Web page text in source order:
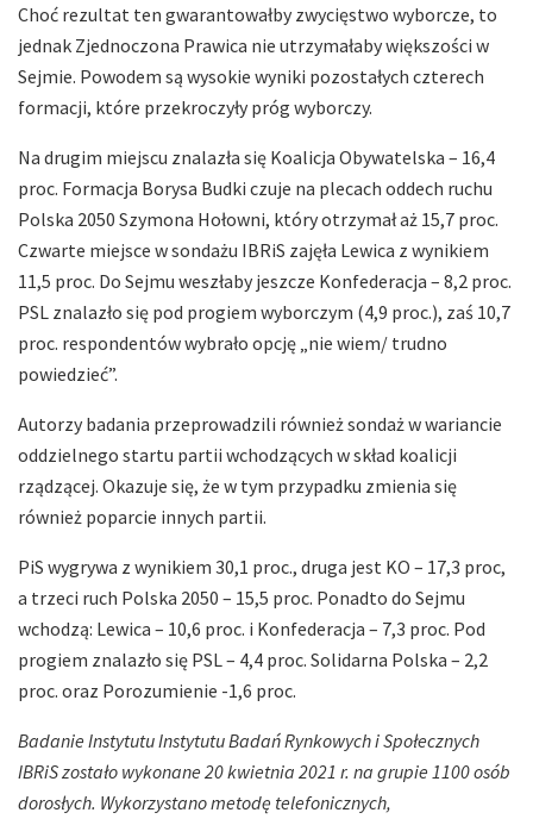
Choć rezultat ten gwarantowałby zwycięstwo wyborcze, to
jednak Zjednoczona Prawica nie utrzymałaby większości w
Sejmie. Powodem są wysokie wyniki pozostałych czterech
formacji, które przekroczyły próg wyborczy.
Na drugim miejscu znalazła się Koalicja Obywatelska – 16,4
proc. Formacja Borysa Budki czuje na plecach oddech ruchu
Polska 2050 Szymona Hołowni, który otrzymał aż 15,7 proc.
Czwarte miejsce w sondażu IBRiS zajęła Lewica z wynikiem
11,5 proc. Do Sejmu weszłaby jeszcze Konfederacja – 8,2 proc.
PSL znalazło się pod progiem wyborczym (4,9 proc.), zaś 10,7
proc. respondentów wybrało opcję „nie wiem/ trudno
powiedzieć”.
Autorzy badania przeprowadzili również sondaż w wariancie
oddzielnego startu partii wchodzących w skład koalicji
rządzącej. Okazuje się, że w tym przypadku zmienia się
również poparcie innych partii.
PiS wygrywa z wynikiem 30,1 proc., druga jest KO – 17,3 proc,
a trzeci ruch Polska 2050 – 15,5 proc. Ponadto do Sejmu
wchodzą: Lewica – 10,6 proc. i Konfederacja – 7,3 proc. Pod
progiem znalazło się PSL – 4,4 proc. Solidarna Polska – 2,2
proc. oraz Porozumienie -1,6 proc.
Badanie Instytutu Instytutu Badań Rynkowych i Społecznych
IBRiS zostało wykonane 20 kwietnia 2021 r. na grupie 1100 osób
dorosłych. Wykorzystano metodę telefonicznych,